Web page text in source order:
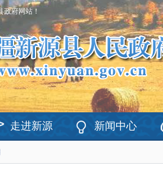
府网站！
走进新源 新闻中心